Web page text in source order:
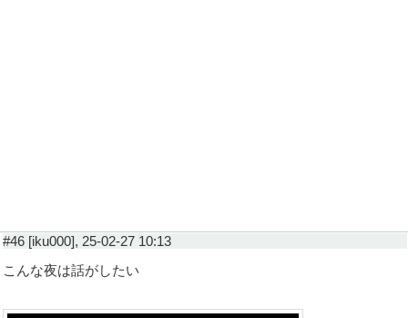
#46 [iku000], 25-02-27 10:13
こんな夜は話がしたい